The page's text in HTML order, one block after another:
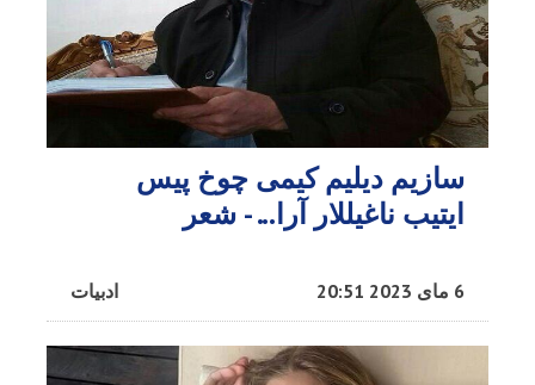
سازیم دیلیم کیمی چوخ پیس
ایتیب ناغیللار آرا... - شعر
ادبیات 6 مای 2023 20:51